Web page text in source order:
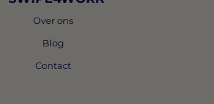
Over ons
Blog
Contact